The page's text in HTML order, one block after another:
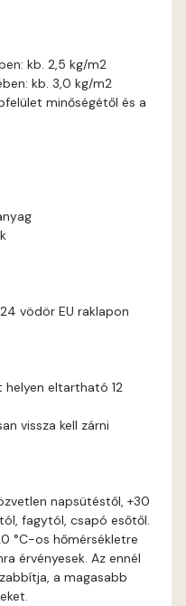
C
brown C
orange D
D
green E
kb. 2,5 kg/m2
kb. 3,0 kg/m2
minőségétől és a
vödör EU raklapon
helyen eltartható 12
vissza kell zárni
napsütéstől, +30
fagytól, csapó esőtől.
°C-os hőmérsékletre
érvényesek. Az ennél
a magasabb